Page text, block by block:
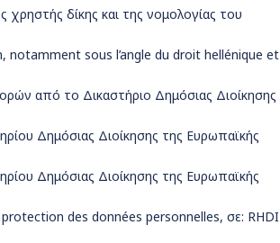
δίκης και της νομολογίας του
notamment sous l’angle du droit hellénique et
από το Δικαστήριο Δημόσιας Διοίκησης
Δημόσιας Διοίκησης της Ευρωπαϊκής
Δημόσιας Διοίκησης της Ευρωπαϊκής
des données personnelles, σε: RHDI